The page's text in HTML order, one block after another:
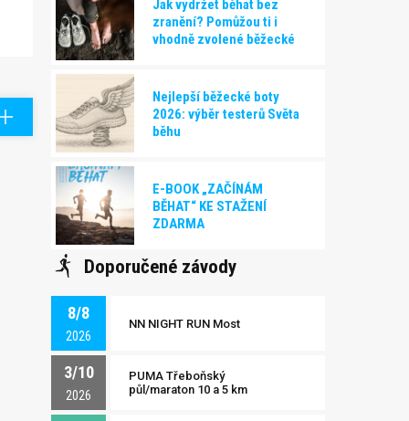
Jak vydržet běhat bez
zranění? Pomůžou ti i
vhodně zvolené běžecké
Nejlepší běžecké boty
2026: výběr testerů Světa
běhu
E-BOOK „ZAČÍNÁM
BĚHAT“ KE STAŽENÍ
ZDARMA
Doporučené závody
8/8
2026
NN NIGHT RUN Most
3/10
2026
PUMA Třeboňský
půl/maraton 10 a 5 km